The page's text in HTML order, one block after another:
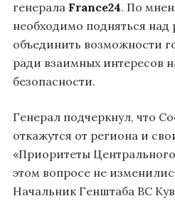
генерала France24. По
необходимо подняться над
объединить возможности
ради взаимных интересов
безопасности.
Генерал подчеркнул, что
откажутся от региона и
«Приоритеты
этом вопросе не
Начальник Генштаба ВС